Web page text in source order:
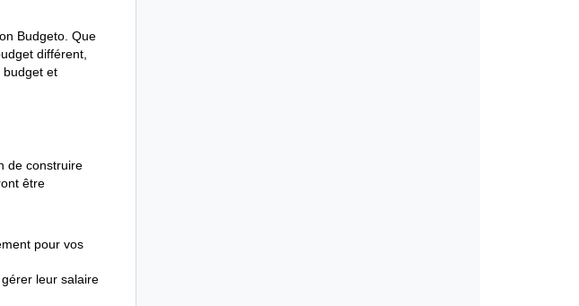
Budgeto. Que
différent,
budget et
de construire
être
pour vos
leur salaire